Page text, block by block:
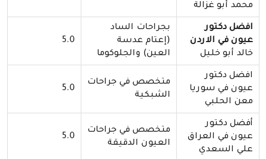
محمد أبو غزالة
افضل دكتور
عيون في الاردن
خالد أبو خليل
بجراحات الساد
(إعتام عدسة
العين) والجلوكوما
5.0
افضل دكتور
عيون في سوريا
معن الحلبي
متخصص في جراحات
الشبكية
5.0
أفضل دكتور
عيون في العراق
علي السعدي
متخصص في جراحات
العيون الدقيقة
5.0